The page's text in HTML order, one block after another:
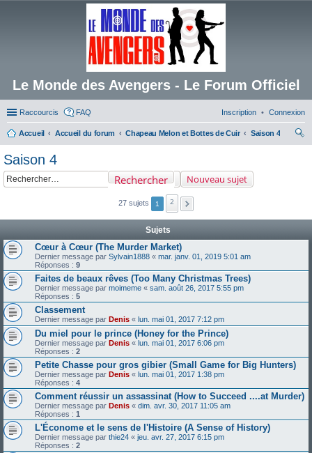
Le Monde des Avengers - Le Forum Officiel
Raccourcis FAQ Connexion
Inscription
Accueil Accueil du forum Chapeau Melon et Bottes de Cuir
Saison 4
Saison 4
Nouveau sujet
Rechercher
27 sujets 1 2
Sujets
Cœur à Cœur (The Murder Market)
Dernier message par Sylvain1888 « mar. janv. 01, 2019 5:01 am
Réponses : 9
Faites de beaux rêves (Too Many Christmas Trees)
Dernier message par moimeme « sam. août 26, 2017 5:55 pm
Réponses : 5
Classement
Dernier message par Denis « lun. mai 01, 2017 7:12 pm
Du miel pour le prince (Honey for the Prince)
Dernier message par Denis « lun. mai 01, 2017 6:06 pm
Réponses : 2
Petite Chasse pour gros gibier (Small Game for Big Hunters)
Dernier message par Denis « lun. mai 01, 2017 1:38 pm
Réponses : 4
Comment réussir un assassinat (How to Succeed ....at Murder)
Dernier message par Denis « dim. avr. 30, 2017 11:05 am
Réponses : 1
L'Économe et le sens de l'Histoire (A Sense of History)
Dernier message par thie24 « jeu. avr. 27, 2017 6:15 pm
Réponses : 2